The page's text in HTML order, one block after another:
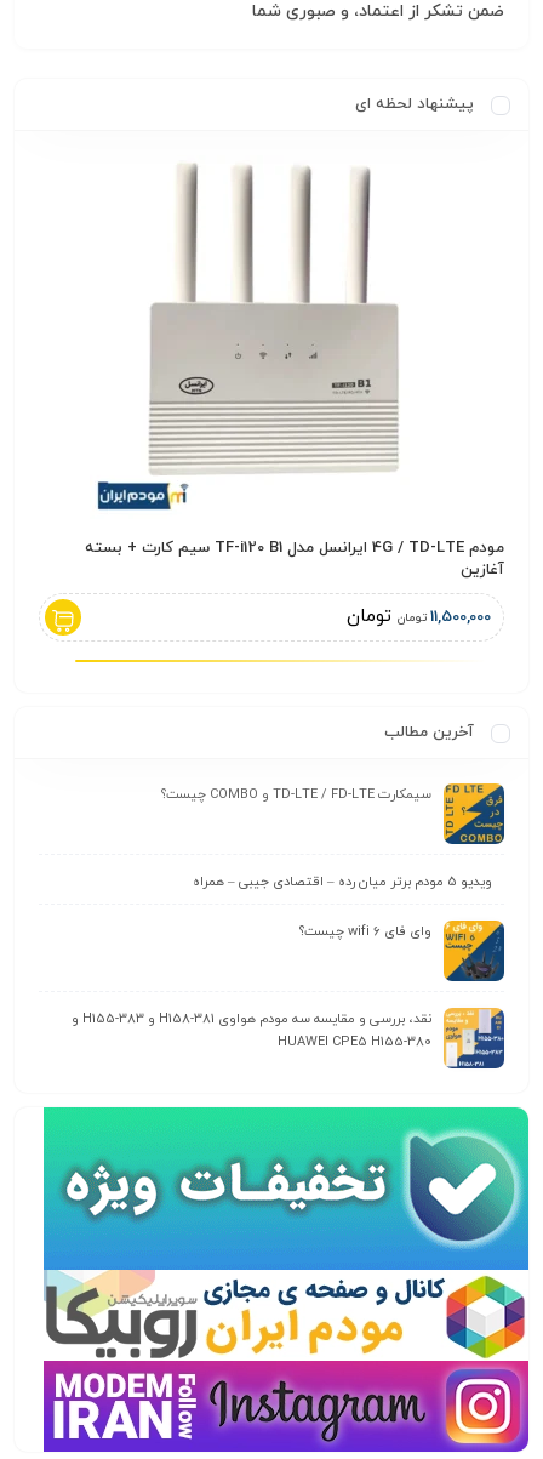
ضمن تشکر از اعتماد، و صبوری شما
پیشنهاد لحظه ای
مودم 4G / TD-LTE ایرانسل مدل TF-i120 B1 سیم کارت + بسته
آغازین
11,500,000 تومان تومان
آخرین مطالب
سیمکارت TD-LTE / FD-LTE و COMBO چیست؟
ویدیو 5 مودم برتر میان رده – اقتصادی جیبی – همراه
وای‌ فای wifi 6 چیست؟
نقد، بررسی و مقایسه سه مودم هواوی H158-381 و H155-383 و
HUAWEI CPE5 H155-380